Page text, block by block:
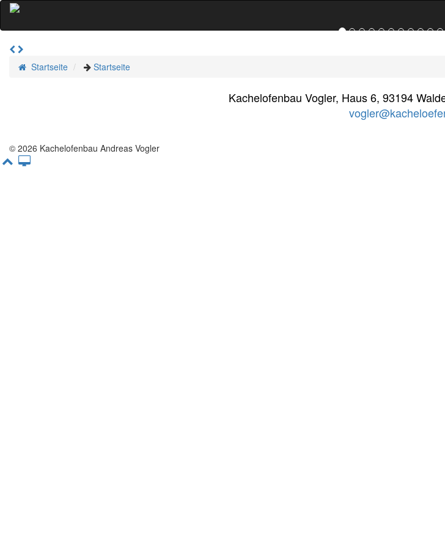
Startseite Startseite
Kachelofenbau Vogler, Haus 6, 93194
© 2026 Kachelofenbau Andreas Vogler